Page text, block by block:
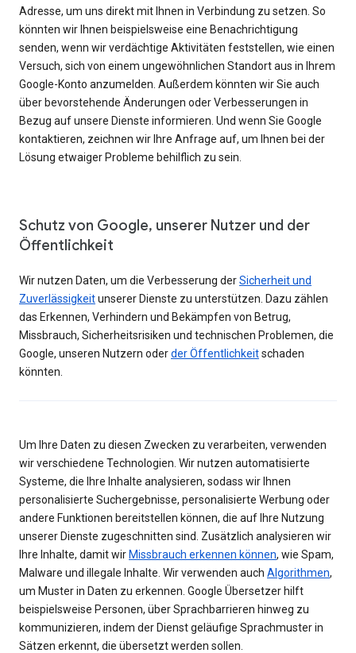
Adresse, um uns direkt mit Ihnen in Verbindung zu setzen. So
könnten wir Ihnen beispielsweise eine Benachrichtigung
senden, wenn wir verdächtige Aktivitäten feststellen, wie einen
Versuch, sich von einem ungewöhnlichen Standort aus in Ihrem
Google-Konto anzumelden. Außerdem könnten wir Sie auch
über bevorstehende Änderungen oder Verbesserungen in
Bezug auf unsere Dienste informieren. Und wenn Sie Google
kontaktieren, zeichnen wir Ihre Anfrage auf, um Ihnen bei der
Lösung etwaiger Probleme behilflich zu sein.
Schutz von Google, unserer Nutzer und der
Öffentlichkeit
Wir nutzen Daten, um die Verbesserung derSicherheit und
Zuverlässigkeitunserer Dienste zu unterstützen. Dazu zählen
das Erkennen, Verhindern und Bekämpfen von Betrug,
Missbrauch, Sicherheitsrisiken und technischen Problemen, die
Google, unseren Nutzern oderder Öffentlichkeitschaden
könnten.
Um Ihre Daten zu diesen Zwecken zu verarbeiten, verwenden
wir verschiedene Technologien. Wir nutzen automatisierte
Systeme, die Ihre Inhalte analysieren, sodass wir Ihnen
personalisierte Suchergebnisse, personalisierte Werbung oder
andere Funktionen bereitstellen können, die auf Ihre Nutzung
unserer Dienste zugeschnitten sind. Zusätzlich analysieren wir
Ihre Inhalte, damit wir Missbrauch erkennen können, wie Spam,
Malware und illegale Inhalte. Wir verwenden auch Algorithmen,
um Muster in Daten zu erkennen. Google Übersetzer hilft
beispielsweise Personen, über Sprachbarrieren hinweg zu
kommunizieren, indem der Dienst geläufige Sprachmuster in
Sätzen erkennt, die übersetzt werden sollen.